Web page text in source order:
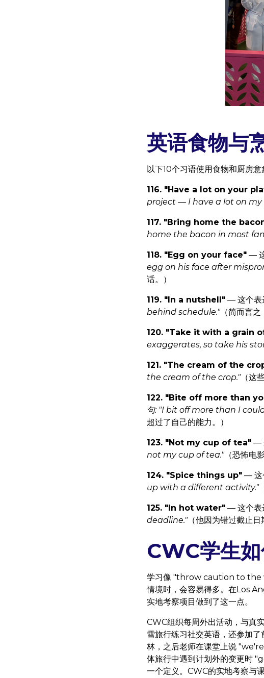
英语食物与
以下10个习语使用食物和厨房
116. "Have a lot on your
project — I have a lot on my
117. "Bring home the
home the bacon in most
118. "Egg on your face" —
egg on his face after
话。）
119. "In a nutshell" — 这个表
behind schedule."（简而言之
120. "Take it with a grain
exaggerates, so take his
121. "The cream of the
the cream of the crop."（这
122. "Bite off more than
句: "I bit off more than I
超过了自己的能力。）
123. "Not my cup of tea" —
not my cup of tea."（恐怖电
124. "Spice things up" — 这
up with a different activity."
125. "In hot water" — 这个表
deadline."（他因为错过截止日
CWC学生
学习像 "throw caution to the
情境时，会容易得多。在Los
实地考察项目做到了这一点。
CWC组织每周外出活动，与真
雪旅行练习社交英语，还参加
林，之后老师在课堂上说
体旅行中遇到计划外的变更时
一个定义。CWC的实地考察